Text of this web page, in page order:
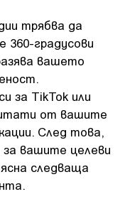
трябва да
градусови
вашето
за TikTok или
от вашите
След това,
вашите целеви
следваща